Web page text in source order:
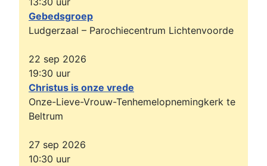
Gebedsgroep
Ludgerzaal – Parochiecentrum Lichtenvoorde
22 sep 2026
19:30 uur
Christus is onze vrede
Onze-Lieve-Vrouw-Tenhemelopnemingkerk te
Beltrum
27 sep 2026
10:30 uur